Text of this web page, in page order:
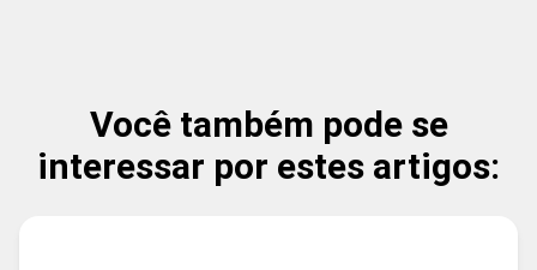
Você também pode se
interessar por estes artigos: